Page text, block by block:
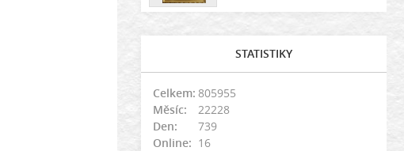
STATISTIKY
Online: 16
Celkem: 805955
Měsíc:
22228
Den:
739